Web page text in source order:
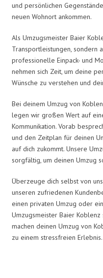
und persönlichen
neuen Wohnort ankommen.
Als Umzugsmeister Baier
Transportleistungen, sondern
professionelle Einpack- und
nehmen sich Zeit, um deine
Wünsche zu verstehen und
Bei deinem Umzug von
legen wir großen Wert auf
Kommunikation. Vorab
und den Zeitplan für deinen
auf dich zukommt. Unsere
sorgfältig, um deinen Umzug
Überzeuge dich selbst von
unseren zufriedenen
einen privaten Umzug oder
Umzugsmeister Baier
machen deinen Umzug von
zu einem stressfreien Erlebnis.